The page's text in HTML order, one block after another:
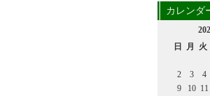
カレンダ
日
月 火
2
3 4
9
10 11